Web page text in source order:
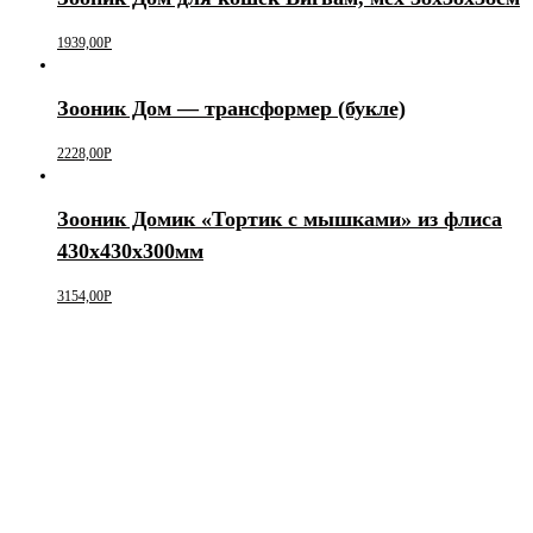
1939,00Р
Зооник Дом — трансформер (букле)
2228,00Р
Зооник Домик «Тортик с мышками» из флиса
430х430х300мм
3154,00Р